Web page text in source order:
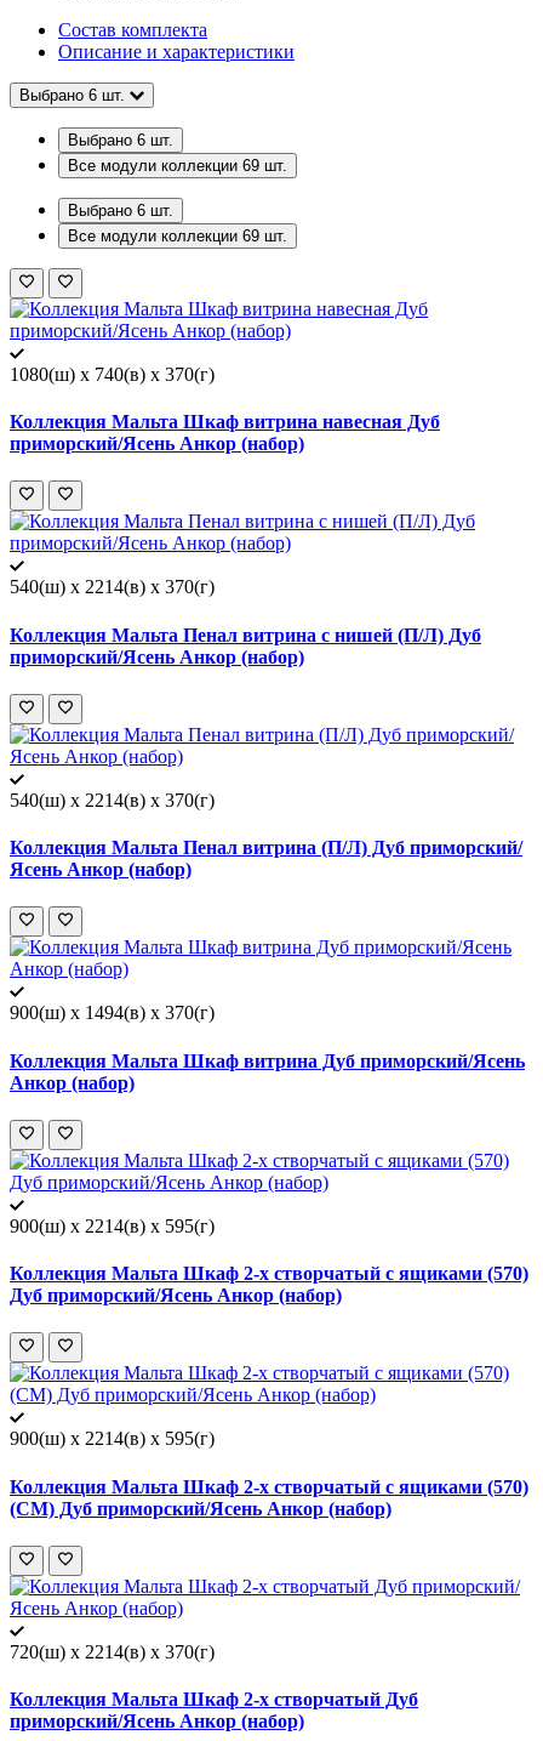
Состав комплекта
Описание и характеристики
Выбрано 6 шт.
Выбрано 6 шт.
Все модули коллекции 69 шт.
Выбрано 6 шт.
Все модули коллекции 69 шт.
1080(ш) x 740(в) x 370(г)
Коллекция Мальта Шкаф витрина навесная Дуб
приморский/Ясень Анкор (набор)
540(ш) x 2214(в) x 370(г)
Коллекция Мальта Пенал витрина с нишей (П/Л) Дуб
приморский/Ясень Анкор (набор)
540(ш) x 2214(в) x 370(г)
Коллекция Мальта Пенал витрина (П/Л) Дуб приморский/
Ясень Анкор (набор)
900(ш) x 1494(в) x 370(г)
Коллекция Мальта Шкаф витрина Дуб приморский/Ясень
Анкор (набор)
900(ш) x 2214(в) x 595(г)
Коллекция Мальта Шкаф 2-х створчатый с ящиками (570)
Дуб приморский/Ясень Анкор (набор)
900(ш) x 2214(в) x 595(г)
Коллекция Мальта Шкаф 2-х створчатый с ящиками (570)
(СМ) Дуб приморский/Ясень Анкор (набор)
720(ш) x 2214(в) x 370(г)
Коллекция Мальта Шкаф 2-х створчатый Дуб
приморский/Ясень Анкор (набор)